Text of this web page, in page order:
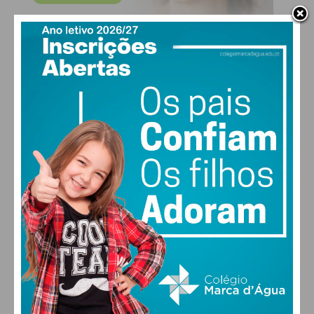
Subscreva a newsletter do
Imediato
Assine nossa newsletter por e-mail e
obtenha de forma regular a informação
atualizada.
Eu li e concordo com os
condições